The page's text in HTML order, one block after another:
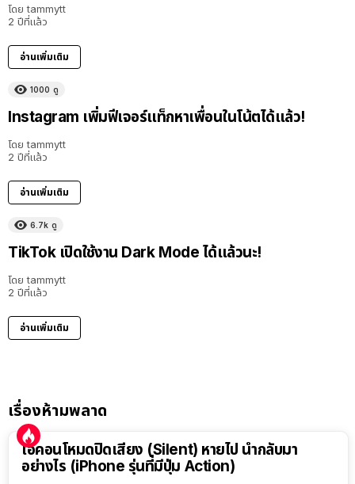
โดย tammytt
2 ปีที่แล้ว
อ่านเพิ่มเติม
1000 ดู
Instagram เพิ่มฟีเจอร์แท็กหาเพื่อนในโน้ตได้แล้ว!
โดย tammytt
2 ปีที่แล้ว
อ่านเพิ่มเติม
6.7k ดู
TikTok เปิดใช้งาน Dark Mode ได้แล้วนะ!
โดย tammytt
2 ปีที่แล้ว
อ่านเพิ่มเติม
เรื่องห้ามพลาด
ไอคอนโหมดปิดเสียง (Silent) หายไป นำกลับมา
อย่างไร (iPhone รุ่นที่มีปุ่ม Action)